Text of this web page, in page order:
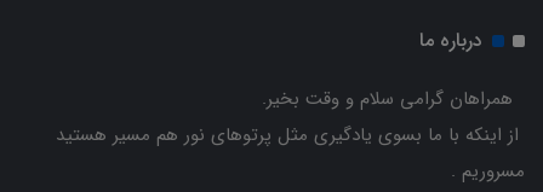
درباره ما
همراهان گرامی سلام و وقت بخیر.
از اینکه با ما بسوی یادگیری مثل پرتوهای نور هم مسیر هستید
مسروریم .